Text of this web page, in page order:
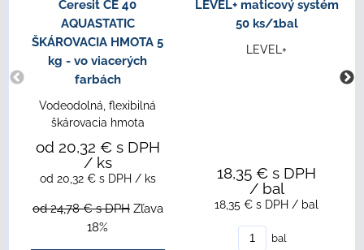
Ceresit CE 40
AQUASTATIC
ŠKÁROVACIA HMOTA 5
kg - vo viacerých
farbách
Vodeodolná, flexibilná
škárovacia hmota
od 20,32 € s DPH
/ ks
od 20,32 € s DPH / ks
od 24,78 €s DPH Zľava
18%
LEVEL+ maticový systém
50 ks/1bal
LEVEL+
18,35 € s DPH
/ bal
18,35 € s DPH / bal
bal